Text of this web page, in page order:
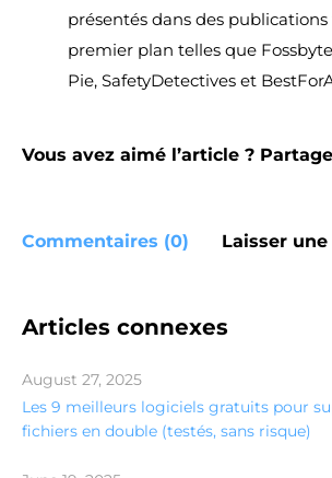
présentés dans des
premier plan telles que
Pie, SafetyDetectives et
Vous avez aimé l’article ?
Commentaires (0) Laisser
Articles connexes
August 27, 2025
Les 9 meilleurs logiciels gratuits pour
fichiers en double (testés, sans risque)